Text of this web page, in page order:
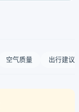
空气质量 出行建议